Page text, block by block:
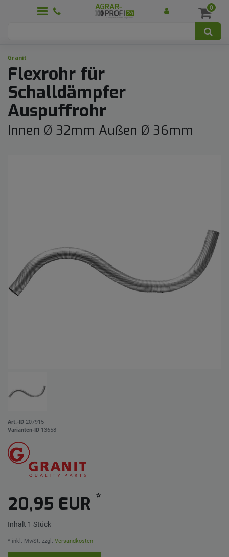
0
Granit
Flexrohr für
Schalldämpfer
Auspuffrohr
Innen Ø 32mm Außen Ø 36mm
Art.-ID 207915
Varianten-ID 13658
20,95 EUR *
Inhalt 1 Stück
* inkl. MwSt. zzgl. Versandkosten